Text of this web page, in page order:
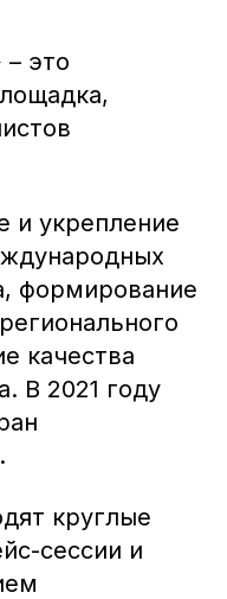
это
и укрепление
формирование
качества
В 2021 году
круглые
сессии и